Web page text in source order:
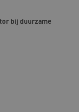
bij duurzame